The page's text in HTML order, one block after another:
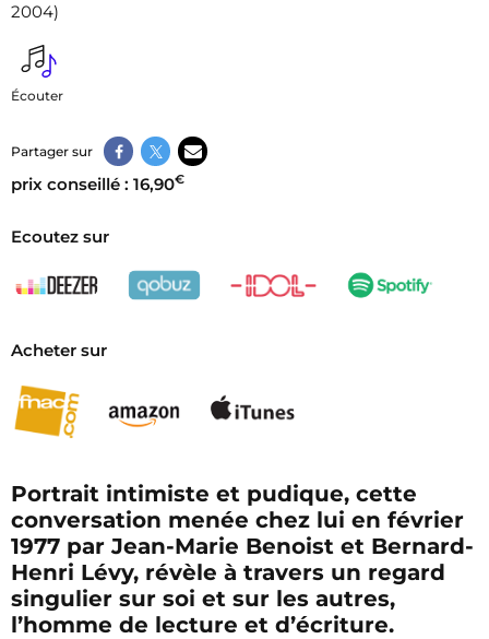
2004)
Écouter
Partager sur
prix conseillé : 16,90€
Ecoutez sur
Acheter sur
Portrait intimiste et pudique, cette
conversation menée chez lui en février
1977 par Jean-Marie Benoist et Bernard-
Henri Lévy, révèle à travers un regard
singulier sur soi et sur les autres,
l’homme de lecture et d’écriture.